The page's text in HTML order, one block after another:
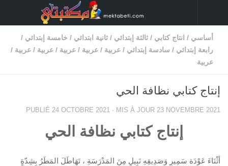
Skip to content
أساسي / انتاج كتابي / ثالثة إبتدائي / ثانية ابتدائي / خامسة إبتدائي /
رابعة إبتدائي / سادسة إبتدائي / عربية / عربية / عربية / عربية / عربية /
عربية
إنتاج كتابي نظافة الحي
PUBLIÉ 24 OCTOBRE 2021 · MIS À JOUR 23 NOVEMBRE 2021
إنتاج كتابي نظافة الحي
أثْنَاءَ عَوْدَة سَمِيرٍ وَصَدِيقِهِ نَبِيلٍ مِنَ المَدْرَسَةِ ، تَهَاطَلَ المَطَرُ بِشِدّةٍ